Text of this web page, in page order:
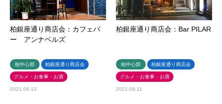
柏銀座通り商店会：カフェバ
ー アンナベルズ
柏中心部 柏銀座通り商店会
グルメ・お食事・お酒
2021.06.12
柏銀座通り商店会：Bar PILAR
柏中心部 柏銀座通り商店会
グルメ・お食事・お酒
2021.06.11